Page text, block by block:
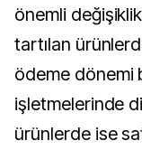
önemli
tartılan
ödeme dönemi
işletmelerinde
ürünlerde ise